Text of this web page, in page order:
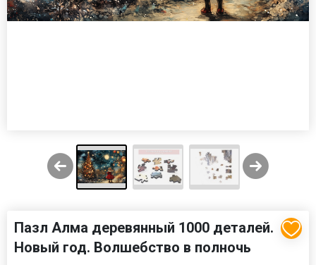
Пазл Алма деревянный 1000 деталей.
Новый год. Волшебство в полночь